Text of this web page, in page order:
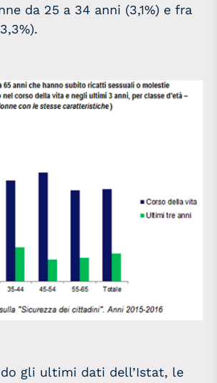
da 25 a 34 anni (3,1%) e fra
gli ultimi dati dell’Istat, le